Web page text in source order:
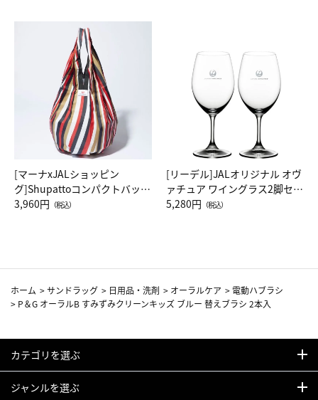
[マーナxJALショッピン
グ]Shupattoコンパクトバッグ
Drop JAL客室乗務員（LC）ス
3,960円 （税込）
[リーデル]JALオリジナル オヴ
ァチュア ワイングラス2脚セッ
ト（レッドワイン）
5,280円 （税込）
ホーム >サンドラッグ > 日用品・洗剤 > オーラルケア > 電動ハブラシ
> P＆G オーラルB すみずみクリーンキッズ ブルー 替えブラシ 2本入
カテゴリを選ぶ
ジャンルを選ぶ